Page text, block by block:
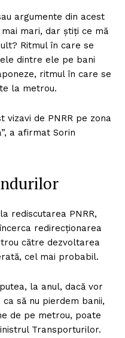
argumente din acest
mari, dar ştiţi ce mă
Ritmul în care se
dintre ele pe bani
ritmul în care se
la metrou.
vizavi de PNRR pe zona
a afirmat Sorin
rediscutarea PNRR,
redirecţionarea
către dezvoltarea
cel mai probabil.
la anul, dacă vor
să nu pierdem banii,
de pe metrou, poate
Transporturilor.